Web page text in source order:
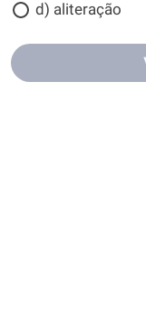
d) aliteração